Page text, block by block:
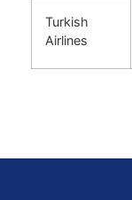
Turkish
Airlines